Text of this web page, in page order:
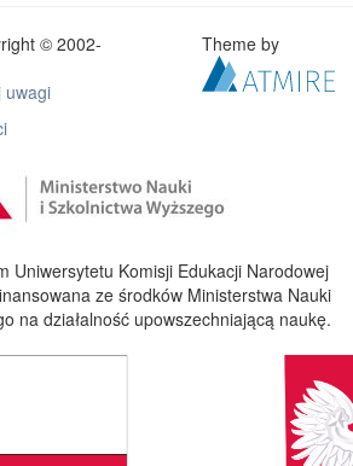
© 2002-
uwagi
Theme by
Uniwersytetu Komisji Edukacji Narodowej
ze środków Ministerstwa Nauki
na działalność upowszechniającą naukę.